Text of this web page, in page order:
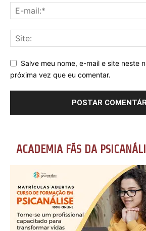
Salve meu nome, e-mail e site neste
próxima vez que eu comentar.
ACADEMIA FÃS DA